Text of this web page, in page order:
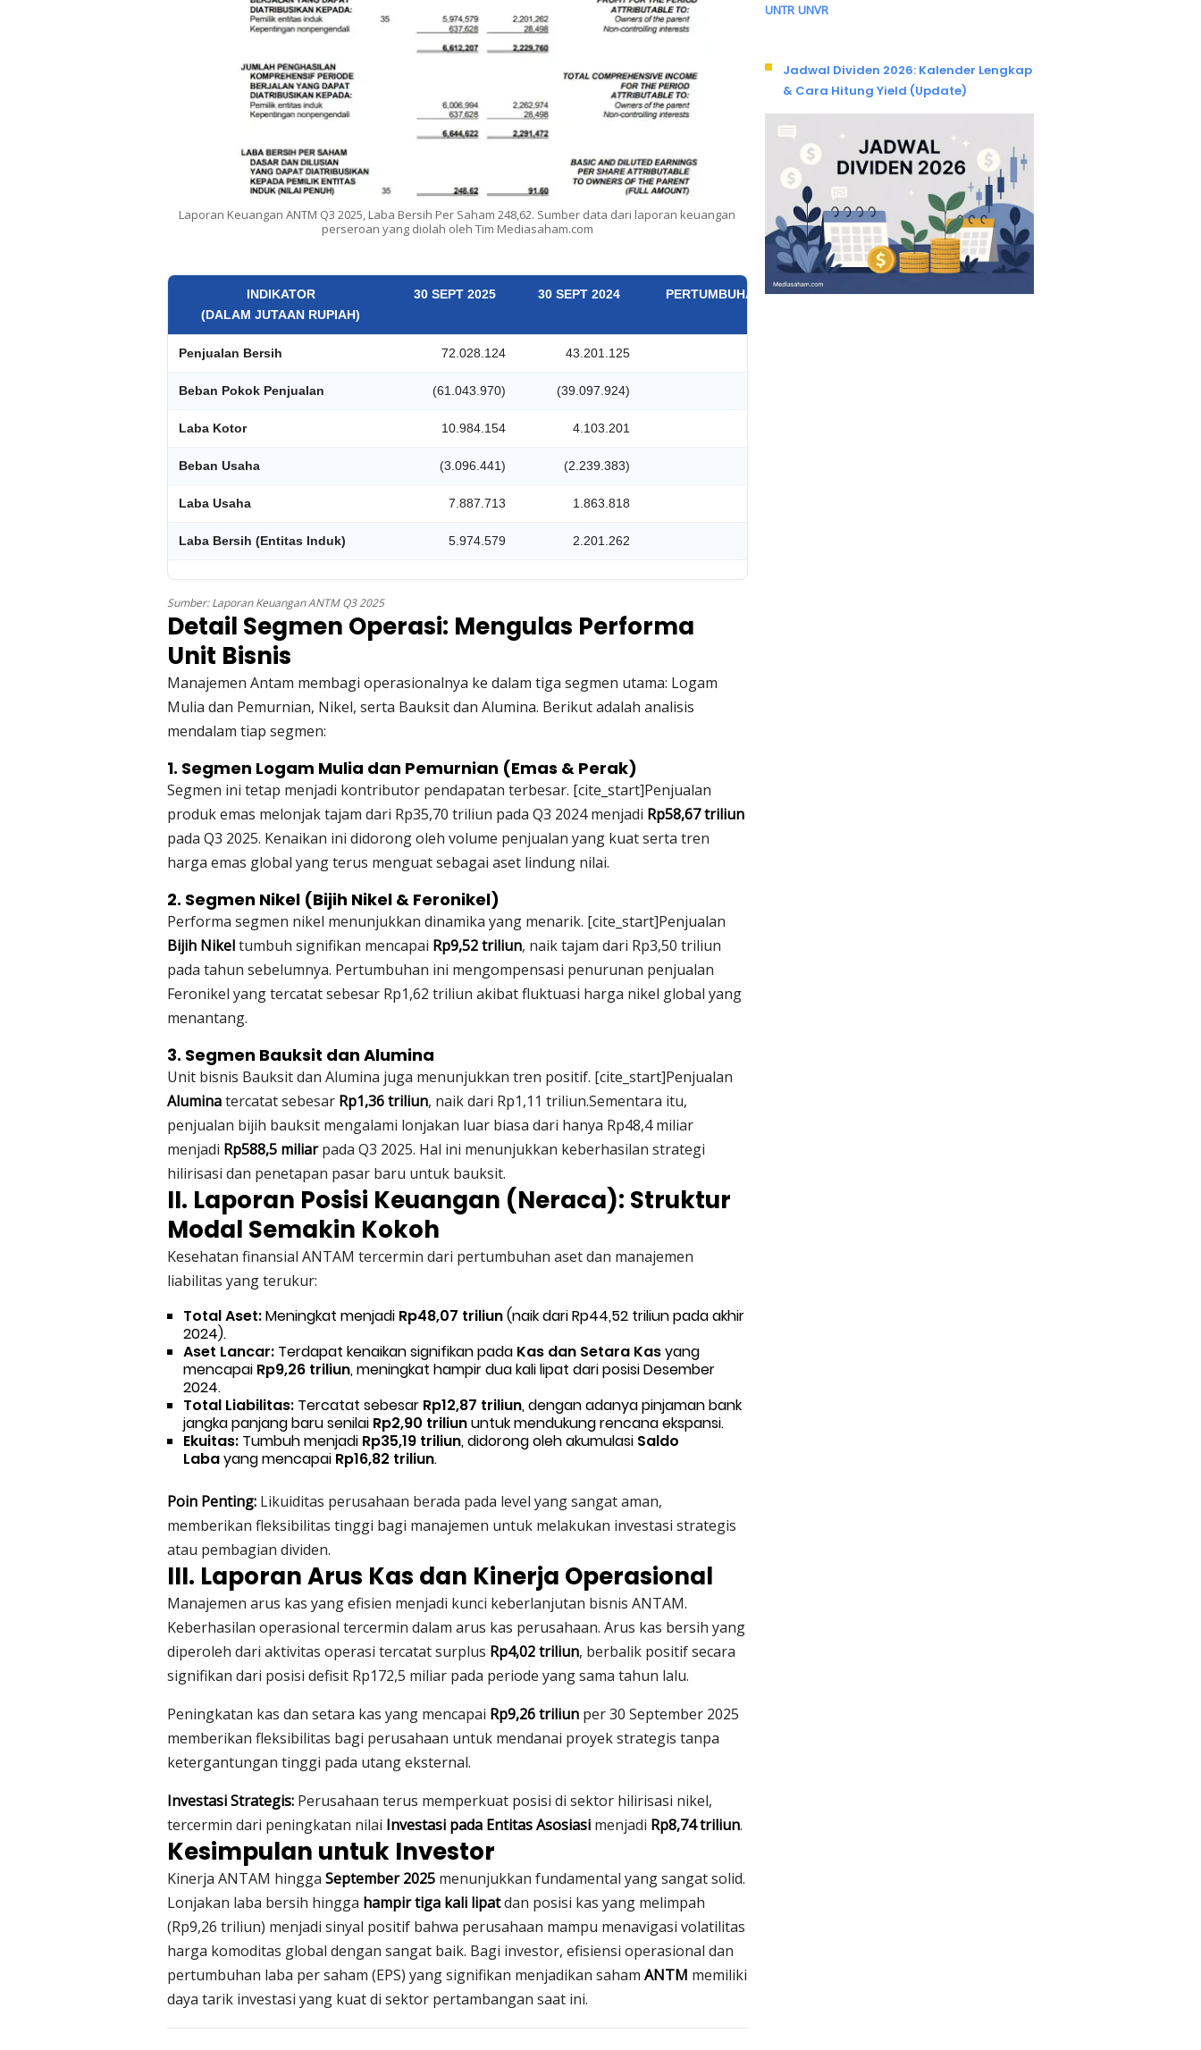
Laporan Keuangan ANTM Q3 2025, Laba Bersih Per Saham 248,62. Sumber data dari laporan keuangan
perseroan yang diolah oleh Tim Mediasaham.com
INDIKATOR
(DALAM JUTAAN RUPIAH)
30 SEPT 2025 30 SEPT 2024 PERTUMBUHAN (%)
Penjualan Bersih 72.028.124 43.201.125
Beban Pokok Penjualan (61.043.970) (39.097.924)
Laba Kotor 10.984.154 4.103.201
Beban Usaha (3.096.441) (2.239.383)
Laba Usaha 7.887.713 1.863.818
Laba Bersih (Entitas Induk) 5.974.579 2.201.262
Sumber: Laporan Keuangan ANTM Q3 2025
Detail Segmen Operasi: Mengulas Performa
Unit Bisnis
Manajemen Antam membagi operasionalnya ke dalam tiga segmen utama: Logam
Mulia dan Pemurnian, Nikel, serta Bauksit dan Alumina. Berikut adalah analisis
mendalam tiap segmen:
1. Segmen Logam Mulia dan Pemurnian (Emas & Perak)
Segmen ini tetap menjadi kontributor pendapatan terbesar. [cite_start]Penjualan
produk emas melonjak tajam dari Rp35,70 triliun pada Q3 2024 menjadi Rp58,67 triliun
pada Q3 2025. Kenaikan ini didorong oleh volume penjualan yang kuat serta tren
harga emas global yang terus menguat sebagai aset lindung nilai.
2. Segmen Nikel (Bijih Nikel & Feronikel)
Performa segmen nikel menunjukkan dinamika yang menarik. [cite_start]Penjualan
Bijih Nikeltumbuh signifikan mencapai Rp9,52 triliun, naik tajam dari Rp3,50 triliun
pada tahun sebelumnya. Pertumbuhan ini mengompensasi penurunan penjualan
Feronikel yang tercatat sebesar Rp1,62 triliun akibat fluktuasi harga nikel global yang
menantang.
3. Segmen Bauksit dan Alumina
Unit bisnis Bauksit dan Alumina juga menunjukkan tren positif. [cite_start]Penjualan
Aluminatercatat sebesar Rp1,36 triliun, naik dari Rp1,11 triliun.Sementara itu,
penjualan bijih bauksit mengalami lonjakan luar biasa dari hanya Rp48,4 miliar
menjadi Rp588,5 miliarpada Q3 2025. Hal ini menunjukkan keberhasilan strategi
hilirisasi dan penetapan pasar baru untuk bauksit.
II. Laporan Posisi Keuangan (Neraca): Struktur
Modal Semakin Kokoh
Kesehatan finansial ANTAM tercermin dari pertumbuhan aset dan manajemen
liabilitas yang terukur:
Total Aset:Meningkat menjadi Rp48,07 triliun(naik dari Rp44,52 triliun pada akhir
2024).
Aset Lancar: Terdapat kenaikan signifikan pada Kas dan Setara Kasyang
mencapai Rp9,26 triliun, meningkat hampir dua kali lipat dari posisi Desember
2024.
Total Liabilitas: Tercatat sebesar Rp12,87 triliun, dengan adanya pinjaman bank
jangka panjang baru senilai Rp2,90 triliununtuk mendukung rencana ekspansi.
Ekuitas: Tumbuh menjadi Rp35,19 triliun, didorong oleh akumulasi Saldo
Labayang mencapai Rp16,82 triliun.
Poin Penting: Likuiditas perusahaan berada pada level yang sangat aman,
memberikan fleksibilitas tinggi bagi manajemen untuk melakukan investasi strategis
atau pembagian dividen.
III. Laporan Arus Kas dan Kinerja Operasional
Manajemen arus kas yang efisien menjadi kunci keberlanjutan bisnis ANTAM.
Keberhasilan operasional tercermin dalam arus kas perusahaan. Arus kas bersih yang
diperoleh dari aktivitas operasi tercatat surplus Rp4,02 triliun, berbalik positif secara
signifikan dari posisi defisit Rp172,5 miliar pada periode yang sama tahun lalu.
Peningkatan kas dan setara kas yang mencapai Rp9,26 triliun per 30 September 2025
memberikan fleksibilitas bagi perusahaan untuk mendanai proyek strategis tanpa
ketergantungan tinggi pada utang eksternal.
Investasi Strategis: Perusahaan terus memperkuat posisi di sektor hilirisasi nikel,
tercermin dari peningkatan nilai Investasi pada Entitas Asosiasi menjadi Rp8,74 triliun.
Kesimpulan untuk Investor
Kinerja ANTAM hingga September 2025 menunjukkan fundamental yang sangat solid.
Lonjakan laba bersih hingga hampir tiga kali lipatdan posisi kas yang melimpah
(Rp9,26 triliun) menjadi sinyal positif bahwa perusahaan mampu menavigasi volatilitas
harga komoditas global dengan sangat baik. Bagi investor, efisiensi operasional dan
pertumbuhan laba per saham (EPS) yang signifikan menjadikan saham ANTM memiliki
daya tarik investasi yang kuat di sektor pertambangan saat ini.
UNTR UNVR
Jadwal Dividen 2026: Kalender Lengkap
& Cara Hitung Yield (Update)